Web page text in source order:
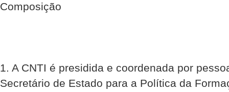
Composição
1. A CNTI é presidida e coordenada por
Secretário de Estado para a Política da